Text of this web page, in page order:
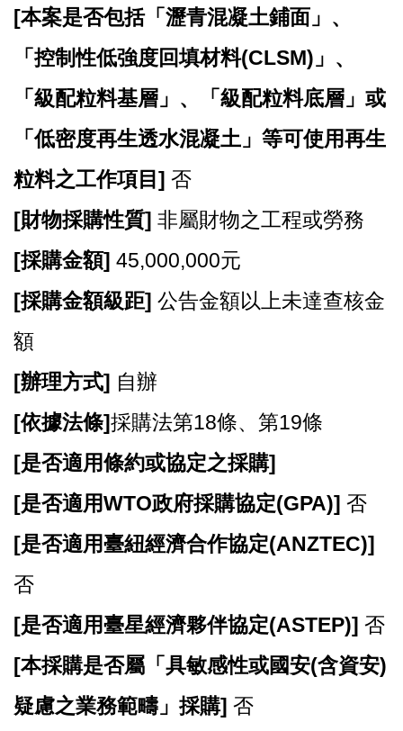
常
見
題
桃
市
政
府
E
n
g
l
s
私
權
政
策
政
府
網
站
資
料
開
放
宣
[本案是否包括「瀝青混凝土鋪面」、
「控制性低強度回填材料(CLSM)」、
「級配粒料基層」、「級配粒料底層」或
「低密度再生透水混凝土」等可使用再生
粒料之工作項目] 否
[財物採購性質] 非屬財物之工程或勞務
[採購金額] 45,000,000元
[採購金額級距] 公告金額以上未達查核金
額
[辦理方式] 自辦
[依據法條]採購法第18條、第19條
[是否適用條約或協定之採購]
[是否適用WTO政府採購協定(GPA)] 否
[是否適用臺紐經濟合作協定(ANZTEC)]
否
[是否適用臺星經濟夥伴協定(ASTEP)] 否
[本採購是否屬「具敏感性或國安(含資安)
疑慮之業務範疇」採購] 否